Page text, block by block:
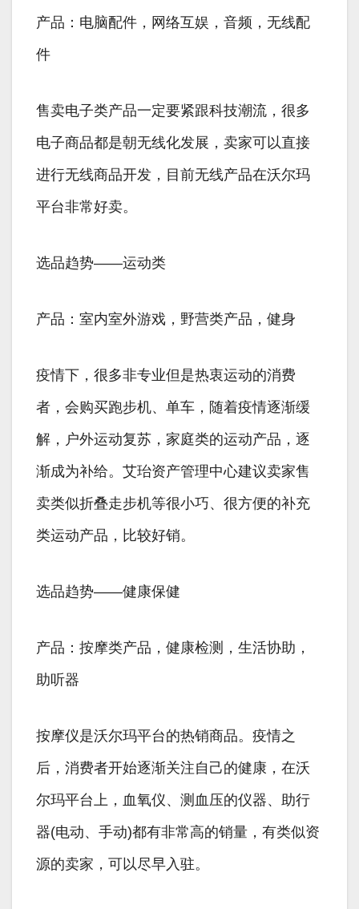
产品：电脑配件，网络互娱，音频，无线配
件
售卖电子类产品一定要紧跟科技潮流，很多
电子商品都是朝无线化发展，卖家可以直接
进行无线商品开发，目前无线产品在沃尔玛
平台非常好卖。
选品趋势——运动类
产品：室内室外游戏，野营类产品，健身
疫情下，很多非专业但是热衷运动的消费
者，会购买跑步机、单车，随着疫情逐渐缓
解，户外运动复苏，家庭类的运动产品，逐
渐成为补给。艾珆资产管理中心建议卖家售
卖类似折叠走步机等很小巧、很方便的补充
类运动产品，比较好销。
选品趋势——健康保健
产品：按摩类产品，健康检测，生活协助，
助听器
按摩仪是沃尔玛平台的热销商品。疫情之
后，消费者开始逐渐关注自己的健康，在沃
尔玛平台上，血氧仪、测血压的仪器、助行
器(电动、手动)都有非常高的销量，有类似资
源的卖家，可以尽早入驻。